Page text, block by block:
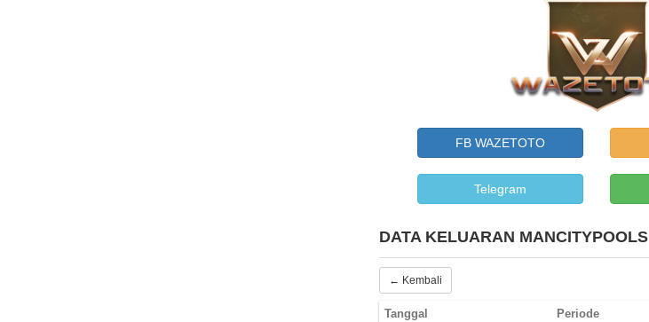
FB WAZETOTO
Telegram
DATA KELUARAN MANCITYPOOLS
← Kembali
Tanggal Periode